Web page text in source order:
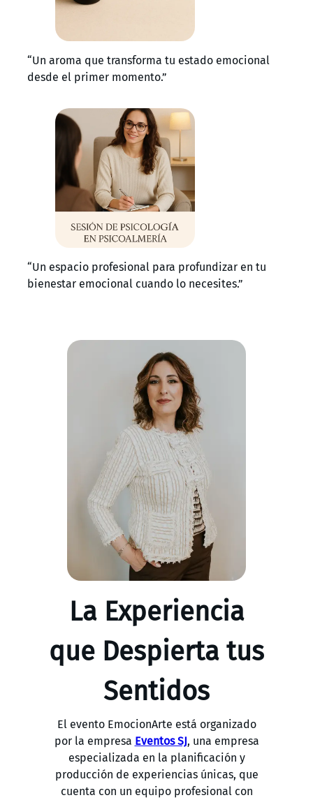
“Un aroma que transforma tu estado emocional
desde el primer momento.”
“Un espacio profesional para profundizar en tu
bienestar emocional cuando lo necesites.”
La Experiencia
que Despierta tus
Sentidos
El evento EmocionArte está organizado
por la empresa Eventos SJ, una empresa
especializada en la planificación y
producción de experiencias únicas, que
cuenta con un equipo profesional con